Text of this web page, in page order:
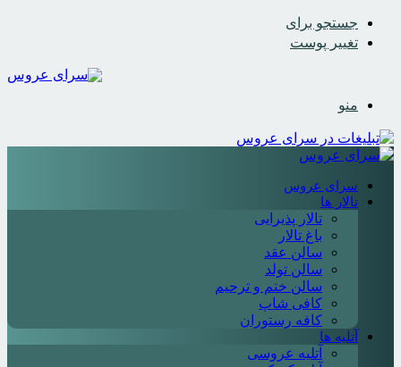
جستجو برای
تغییر پوست
منو
سرای عروس
تالار ها
تالار پذیرایی
باغ تالار
سالن عقد
سالن تولد
سالن ختم و ترحیم
کافی شاپ
کافه رستوران
آتلیه ها
آتلیه عروسی